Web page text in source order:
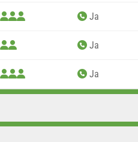
Ja
Ja
Ja